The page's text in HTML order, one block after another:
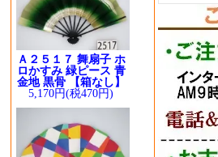
Ａ２５１７ 舞扇子 ホ
ロかすみ 緑ピース 青
金地 黒骨 【箱なし】
5,170円(税470円)